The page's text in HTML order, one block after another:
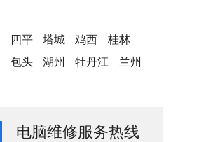
四平 塔城 鸡西
桂林
包头 湖州 牡丹江
兰州
电脑维修服务热线